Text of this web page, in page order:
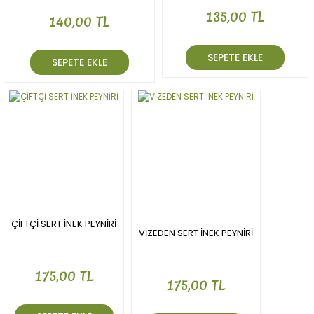
140,00 TL
SEPETE EKLE
135,00 TL
SEPETE EKLE
ÇİFTÇİ SERT İNEK PEYNİRİ
175,00 TL
VİZEDEN SERT İNEK PEYNİRİ
175,00 TL